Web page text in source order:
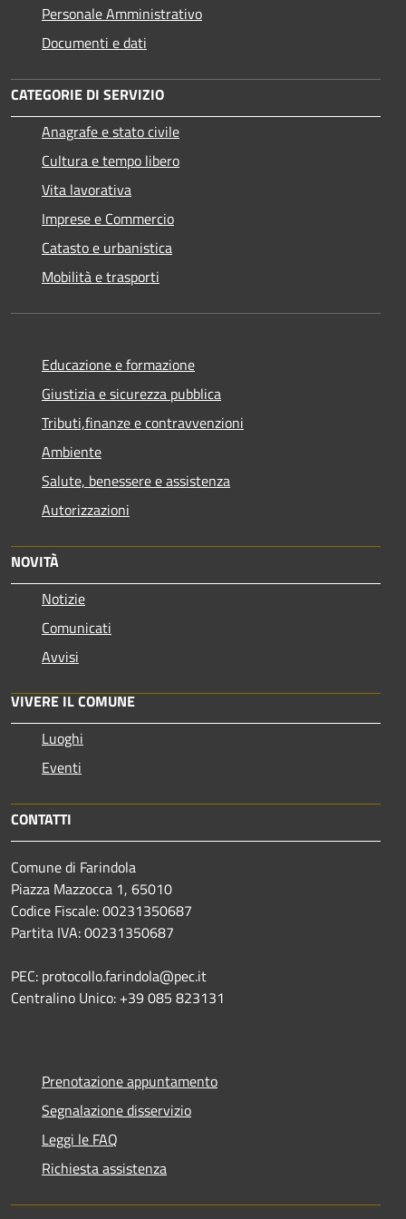
Personale Amministrativo
Documenti e dati
CATEGORIE DI SERVIZIO
Anagrafe e stato civile
Cultura e tempo libero
Vita lavorativa
Imprese e Commercio
Catasto e urbanistica
Mobilità e trasporti
Educazione e formazione
Giustizia e sicurezza pubblica
Tributi,finanze e contravvenzioni
Ambiente
Salute, benessere e assistenza
Autorizzazioni
NOVITÀ
Notizie
Comunicati
Avvisi
VIVERE IL COMUNE
Luoghi
Eventi
CONTATTI
Comune di Farindola
Piazza Mazzocca 1, 65010
Codice Fiscale: 00231350687
Partita IVA: 00231350687
PEC: protocollo.farindola@pec.it
Centralino Unico: +39 085 823131
Prenotazione appuntamento
Segnalazione disservizio
Leggi le FAQ
Richiesta assistenza